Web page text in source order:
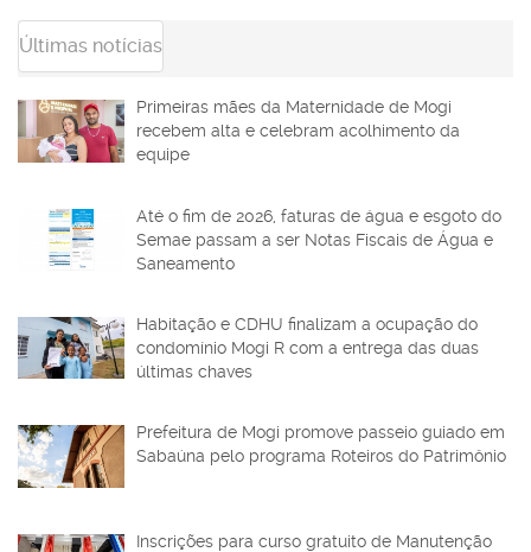
Últimas notícias
Primeiras mães da Maternidade de Mogi
recebem alta e celebram acolhimento da
equipe
Até o fim de 2026, faturas de água e esgoto do
Semae passam a ser Notas Fiscais de Água e
Saneamento
Habitação e CDHU finalizam a ocupação do
condomínio Mogi R com a entrega das duas
últimas chaves
Prefeitura de Mogi promove passeio guiado em
Sabaúna pelo programa Roteiros do Patrimônio
Inscrições para curso gratuito de Manutenção